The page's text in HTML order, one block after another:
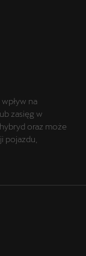
na
zasięg w
oraz może
pojazdu,
zdjęcia,
techniczne
oraz nie